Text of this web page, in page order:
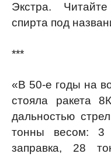
Экстра.
спирта под
***
«В 50-е годы на
стояла ракета
дальностью
тонны весом: 3
заправка, 28